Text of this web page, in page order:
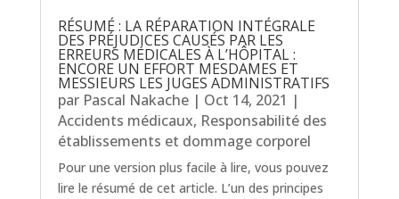
RÉSUMÉ : LA RÉPARATION INTÉGRALE
DES PRÉJUDICES CAUSÉS PAR LES
ERREURS MÉDICALES À L’HÔPITAL :
ENCORE UN EFFORT MESDAMES ET
MESSIEURS LES JUGES ADMINISTRATIFS
par Pascal Nakache| Oct 14, 2021 |
Accidents médicaux, Responsabilité des
établissements et dommage corporel
Pour une version plus facile à lire, vous pouvez
lire le résumé de cet article. L’un des principes